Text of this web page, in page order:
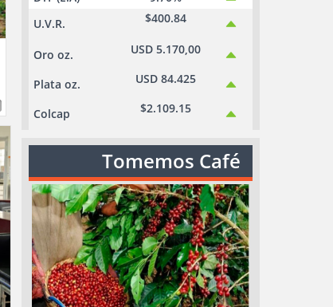
U.V.R.
$400.84
Oro oz. USD 5.170,00
Plata oz. USD 84.425
Colcap $2.109.15
Tomemos Café